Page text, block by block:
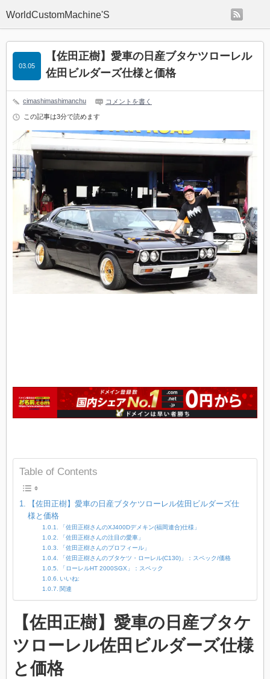
WorldCustomMachine'S
【佐田正樹】愛車の日産ブタケツローレル
佐田ビルダーズ仕様と価格
03.05
cimashimashimanchu コメントを書く
この記事は3分で読めます
Table of Contents
【佐田正樹】愛車の日産ブタケツローレル佐田ビルダーズ仕
様と価格
「佐田正樹さんのXJ400Dデメキン(福岡連合)仕様」
「佐田正樹さんの注目の愛車」
「佐田正樹さんのプロフィール」
「佐田正樹さんのブタケツ・ローレル(C130)」：スペック/価格
「ローレルHT 2000SGX」：スペック
いいね:
関連
【佐田正樹】愛車の日産ブタケ
ツローレル佐田ビルダーズ仕様
と価格